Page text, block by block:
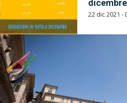
dicembre
22 dic 2021 -